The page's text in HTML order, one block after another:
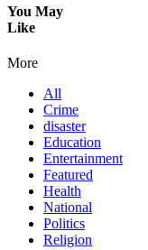
You May
Like
More
All
Crime
disaster
Education
Entertainment
Featured
Health
National
Politics
Religion